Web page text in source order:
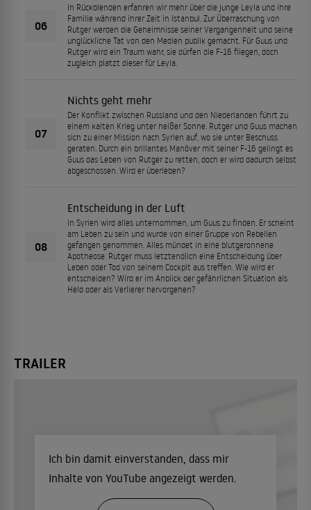
06
In Rückblenden erfahren wir mehr über die junge Leyla und ihre
Familie während ihrer Zeit in Istanbul. Zur Überraschung von
Rutger werden die Geheimnisse seiner Vergangenheit und seine
unglückliche Tat von den Medien publik gemacht. Für Guus und
Rutger wird ein Traum wahr, sie dürfen die F-16 fliegen, doch
zugleich platzt dieser für Leyla.
07
Nichts geht mehr
Der Konflikt zwischen Russland und den Niederlanden führt zu
einem kalten Krieg unter heißer Sonne. Rutger und Guus machen
sich zu einer Mission nach Syrien auf, wo sie unter Beschuss
geraten. Durch ein brillantes Manöver mit seiner F-16 gelingt es
Guus das Leben von Rutger zu retten, doch er wird dadurch selbst
abgeschossen. Wird er überleben?
08
Entscheidung in der Luft
In Syrien wird alles unternommen, um Guus zu finden. Er scheint
am Leben zu sein und wurde von einer Gruppe von Rebellen
gefangen genommen. Alles mündet in eine blutgeronnene
Apotheose. Rutger muss letztendlich eine Entscheidung über
Leben oder Tod von seinem Cockpit aus treffen. Wie wird er
entscheiden? Wird er im Anblick der gefährlichen Situation als
Held oder als Verlierer hervorgehen?
TRAILER
Ich bin damit einverstanden, dass mir
Inhalte von YouTube angezeigt werden.